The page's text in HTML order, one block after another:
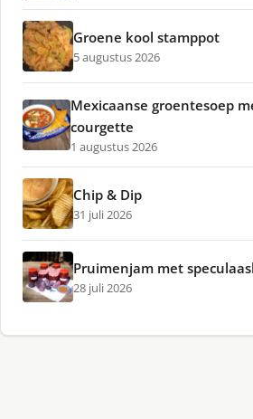
Groene kool stamppot
5 augustus 2026
Mexicaanse groentesoep
courgette
1 augustus 2026
Chip & Dip
31 juli 2026
Pruimenjam met
28 juli 2026